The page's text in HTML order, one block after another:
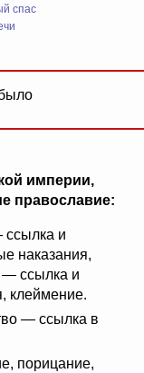
спас
империи,
православие:
ссылка и
наказания,
— ссылка и
клеймение.
— ссылка в
порицание,